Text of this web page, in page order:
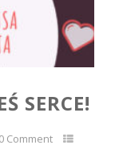
SERCE!
0 Comment